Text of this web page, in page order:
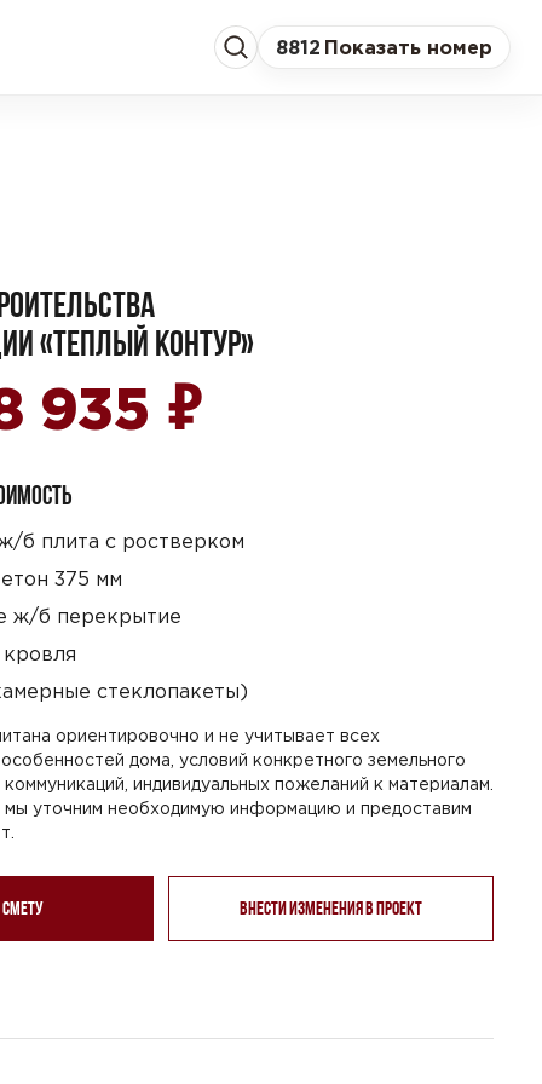
8812 Показать номер
«ТЕПЛЫЙ КОНТУР»
935 ₽
б плита с ростверком
375 мм
ж/б перекрытие
стеклопакеты)
ориентировочно и не учитывает всех
дома, условий конкретного земельного
коммуникаций, индивидуальных пожеланий к материалам.
мы уточним необходимую информацию и предоставим
смету Внести изменения в проект